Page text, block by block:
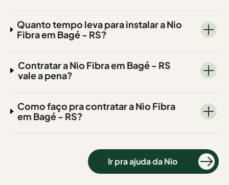
Quanto tempo leva para instalar a Nio
Fibra em Bagé - RS?
Contratar a Nio Fibra em Bagé - RS
vale a pena?
Como faço pra contratar a Nio Fibra
em Bagé - RS?
Ir pra ajuda da Nio